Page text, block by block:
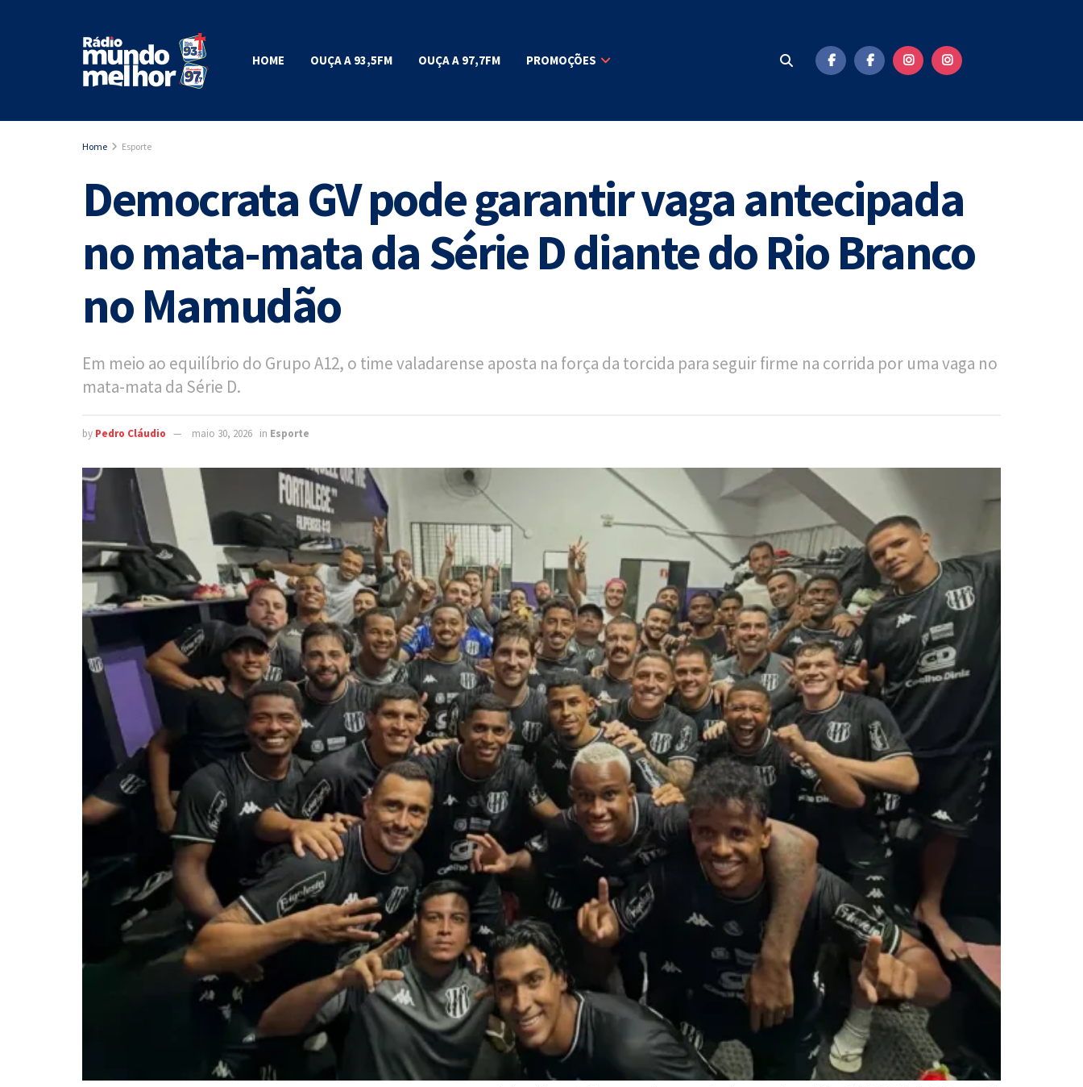
HOME OUÇA A 93,5FM OUÇA A 97,7FM PROMOÇÕES
Home Esporte
Democrata GV pode garantir vaga antecipada
no mata-mata da Série D diante do Rio Branco
no Mamudão
Em meio ao equilíbrio do Grupo A12, o time valadarense aposta na força da torcida para seguir firme na corrida por uma vaga no
mata-mata da Série D.
by Pedro Cláudio maio 30, 2026 in Esporte